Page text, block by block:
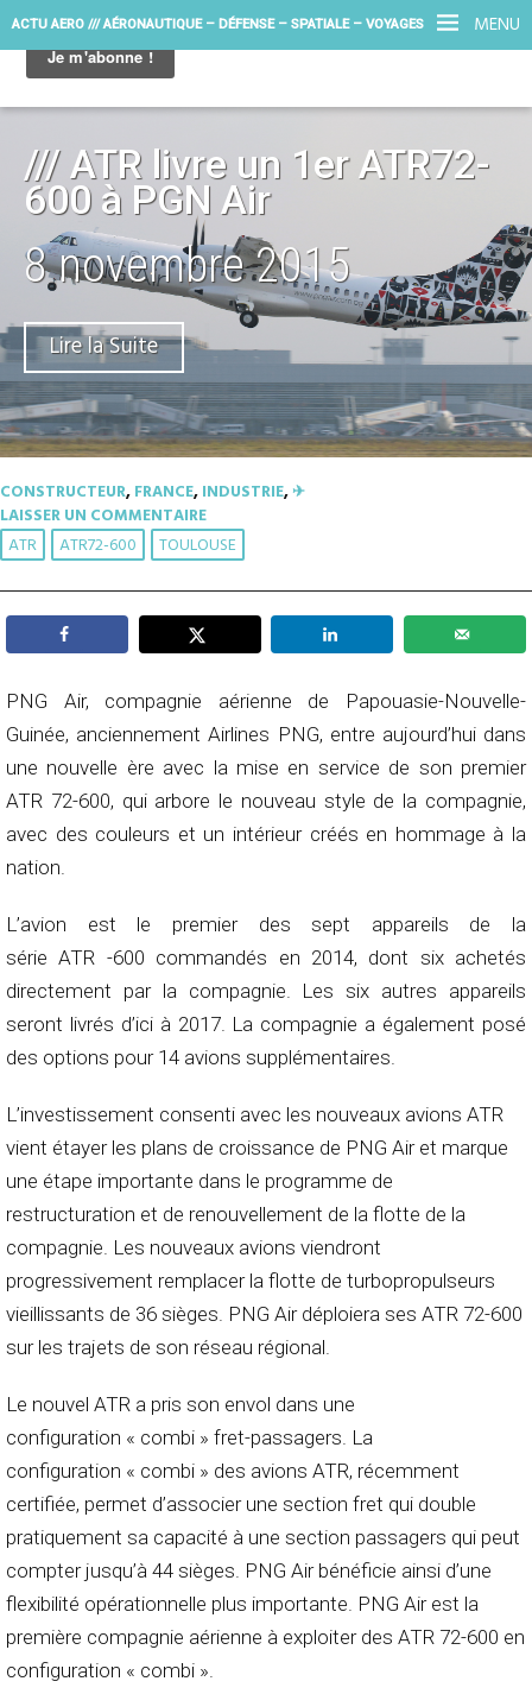
MENU
ACTU AERO /// AÉRONAUTIQUE – DÉFENSE – SPATIALE – VOYAGES
/// ATR livre un 1er ATR72-
600 à PGN Air
8 novembre 2015
Lire la Suite
CONSTRUCTEUR,FRANCE,INDUSTRIE,✈︎
LAISSER UN COMMENTAIRE
ATR ATR72-600 TOULOUSE
PNG Air, compagnie aérienne de Papouasie-Nouvelle-
Guinée, anciennement Airlines PNG, entre aujourd’hui dans
une nouvelle ère avec la mise en service de son premier
ATR 72-600, qui arbore le nouveau style de la compagnie,
avec des couleurs et un intérieur créés en hommage à la
nation.
L’avion est le premier des sept appareils de la
série ATR -600 commandés en 2014, dont six achetés
directement par la compagnie. Les six autres appareils
seront livrés d’ici à 2017. La compagnie a également posé
des options pour 14 avions supplémentaires.
L’investissement consenti avec les nouveaux avions ATR
vient étayer les plans de croissance de PNG Air et marque
une étape importante dans le programme de
restructuration et de renouvellement de la flotte de la
compagnie. Les nouveaux avions viendront
progressivement remplacer la flotte de turbopropulseurs
vieillissants de 36 sièges. PNG Air déploiera ses ATR 72-600
sur les trajets de son réseau régional.
Le nouvel ATR a pris son envol dans une
configuration « combi » fret-passagers. La
configuration « combi » des avions ATR, récemment
certifiée, permet d’associer une section fret qui double
pratiquement sa capacité à une section passagers qui peut
compter jusqu’à 44 sièges. PNG Air bénéficie ainsi d’une
flexibilité opérationnelle plus importante. PNG Air est la
première compagnie aérienne à exploiter des ATR 72-600 en
configuration « combi ».